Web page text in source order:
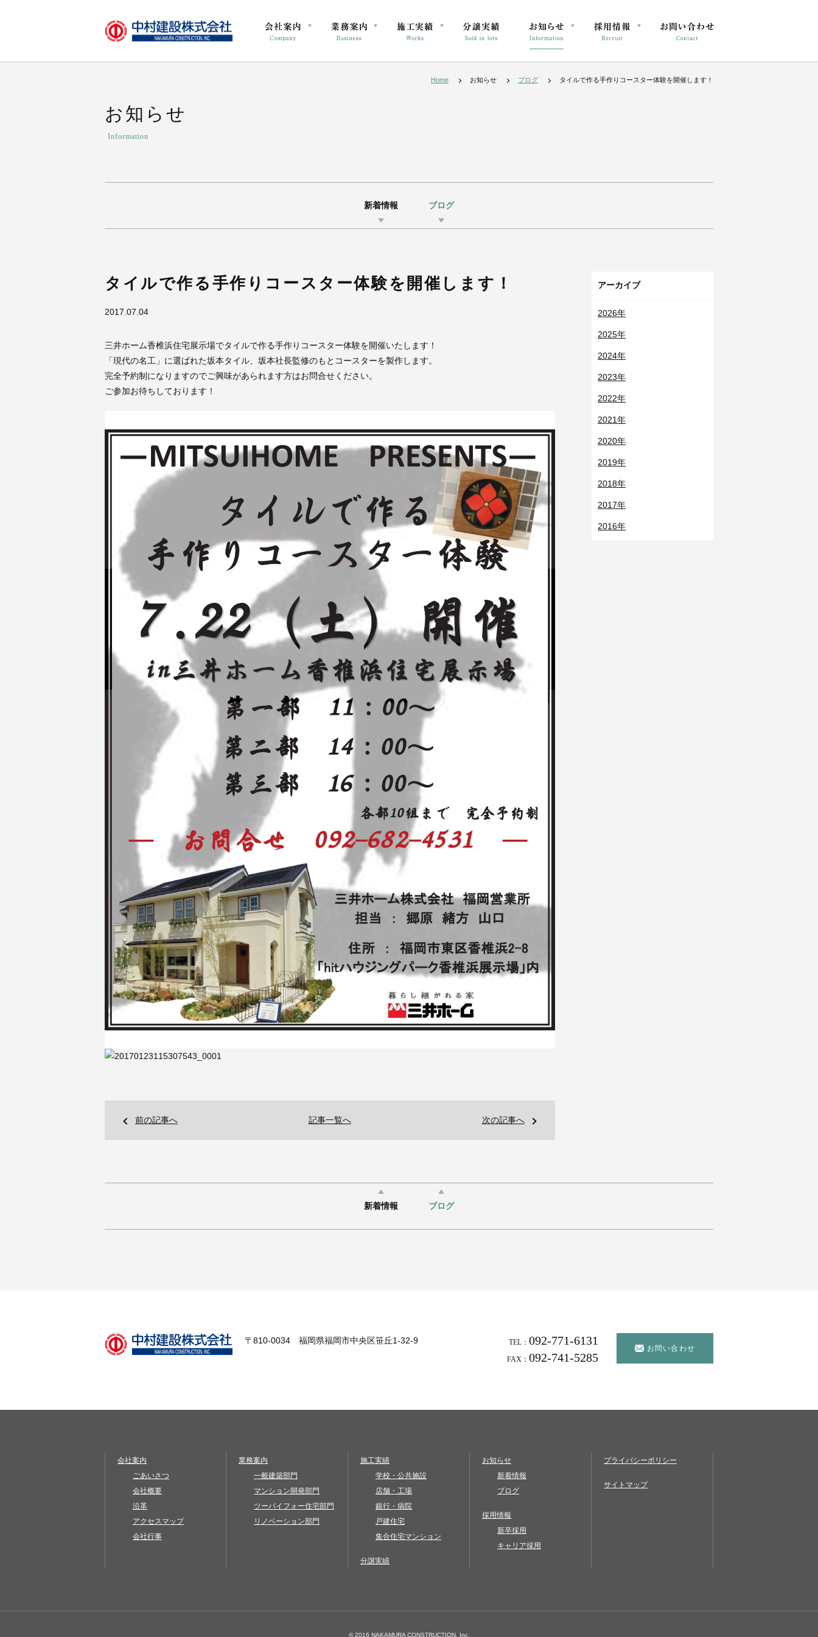
Home お知らせ ブログ タイルで作る手作りコースター体験を開催します！
お知らせ
Information
新着情報 ブログ
タイルで作る手作りコースター体験を開催します！
2017.07.04
三井ホーム香椎浜住宅展示場でタイルで作る手作りコースター体験を開催いたします！
「現代の名工」に選ばれた坂本タイル、坂本社長監修のもとコースターを製作します。
完全予約制になりますのでご興味があられます方はお問合せください。
ご参加お待ちしております！
前の記事へ 次の記事へ
記事一覧へ
アーカイブ
2026年
2025年
2024年
2023年
2022年
2021年
2020年
2019年
2018年
2017年
2016年
新着情報 ブログ
〒810-0034 福岡県福岡市中央区笹丘1-32-9 TEL： 092-771-6131
FAX： 092-741-5285
お問い合わせ
会社案内
ごあいさつ
会社概要
沿革
アクセスマップ
会社行事
業務案内
一般建築部門
マンション開発部門
ツーバイフォー住宅部門
リノベーション部門
施工実績
学校・公共施設
店舗・工場
銀行・病院
戸建住宅
集合住宅マンション
分譲実績
お知らせ
新着情報
ブログ
採用情報
新卒採用
キャリア採用
プライバシーポリシー
サイトマップ
© 2016 NAKAMURA CONSTRUCTION, Inc.